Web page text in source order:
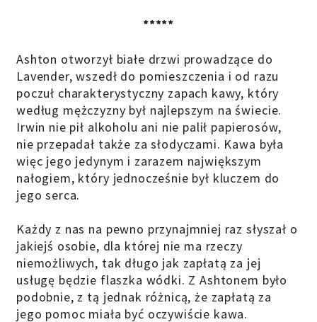
*****
Ashton otworzył białe drzwi prowadzące do
Lavender, wszedł do pomieszczenia i od razu
poczuł charakterystyczny zapach kawy, który
według mężczyzny był najlepszym na świecie.
Irwin nie pił alkoholu ani nie palił papierosów,
nie przepadał także za słodyczami. Kawa była
więc jego jedynym i zarazem największym
nałogiem, który jednocześnie był kluczem do
jego serca.
Każdy z nas na pewno przynajmniej raz słyszał o
jakiejś osobie, dla której nie ma rzeczy
niemożliwych, tak długo jak zapłatą za jej
usługę będzie flaszka wódki. Z Ashtonem było
podobnie, z tą jednak różnicą, że zapłatą za
jego pomoc miała być oczywiście kawa.